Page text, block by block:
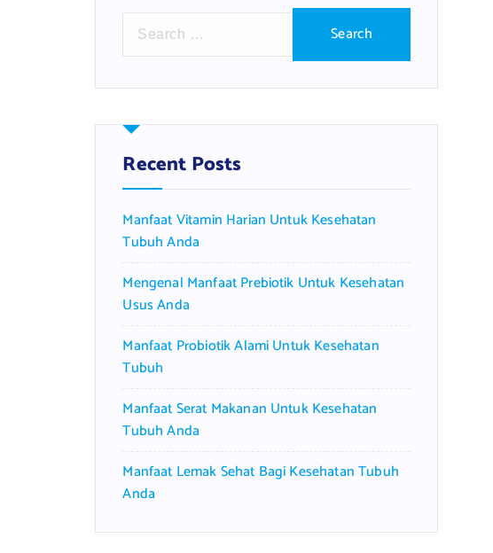
r
h
f
o
:
Recent Posts
Manfaat Vitamin Harian Untuk Kesehatan
Tubuh Anda
Mengenal Manfaat Prebiotik Untuk Kesehatan
Usus Anda
Manfaat Probiotik Alami Untuk Kesehatan
Tubuh
Manfaat Serat Makanan Untuk Kesehatan
Tubuh Anda
Manfaat Lemak Sehat Bagi Kesehatan Tubuh
Anda